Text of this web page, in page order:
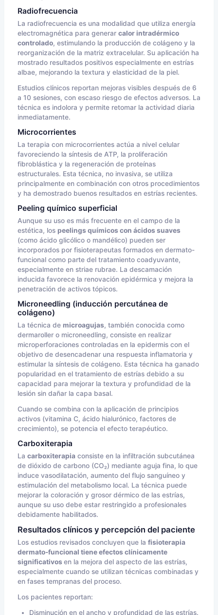
Radiofrecuencia
La radiofrecuencia es una modalidad que utiliza energía
electromagnética para generar calor intradérmico
controlado, estimulando la producción de colágeno y la
reorganización de la matriz extracelular. Su aplicación ha
mostrado resultados positivos especialmente en estrías
albae, mejorando la textura y elasticidad de la piel.
Estudios clínicos reportan mejoras visibles después de 6
a 10 sesiones, con escaso riesgo de efectos adversos. La
técnica es indolora y permite retomar la actividad diaria
inmediatamente.
Microcorrientes
La terapia con microcorrientes actúa a nivel celular
favoreciendo la síntesis de ATP, la proliferación
fibroblástica y la regeneración de proteínas
estructurales. Esta técnica, no invasiva, se utiliza
principalmente en combinación con otros procedimientos
y ha demostrado buenos resultados en estrías recientes.
Peeling químico superficial
Aunque su uso es más frecuente en el campo de la
estética, los peelings químicos con ácidos suaves
(como ácido glicólico o mandélico) pueden ser
incorporados por fisioterapeutas formados en dermato-
funcional como parte del tratamiento coadyuvante,
especialmente en striae rubrae. La descamación
inducida favorece la renovación epidérmica y mejora la
penetración de activos tópicos.
Microneedling (inducción percutánea de
colágeno)
La técnica de microagujas, también conocida como
dermaroller o microneedling, consiste en realizar
microperforaciones controladas en la epidermis con el
objetivo de desencadenar una respuesta inflamatoria y
estimular la síntesis de colágeno. Esta técnica ha ganado
popularidad en el tratamiento de estrías debido a su
capacidad para mejorar la textura y profundidad de la
lesión sin dañar la capa basal.
Cuando se combina con la aplicación de principios
activos (vitamina C, ácido hialurónico, factores de
crecimiento), se potencia el efecto terapéutico.
Carboxiterapia
La carboxiterapia consiste en la infiltración subcutánea
de dióxido de carbono (CO₂) mediante aguja fina, lo que
induce vasodilatación, aumento del flujo sanguíneo y
estimulación del metabolismo local. La técnica puede
mejorar la coloración y grosor dérmico de las estrías,
aunque su uso debe estar restringido a profesionales
debidamente habilitados.
Resultados clínicos y percepción del paciente
Los estudios revisados concluyen que la fisioterapia
dermato-funcional tiene efectos clínicamente
significativosen la mejora del aspecto de las estrías,
especialmente cuando se utilizan técnicas combinadas y
en fases tempranas del proceso.
Los pacientes reportan:
Disminución en el ancho y profundidad de las estrías.